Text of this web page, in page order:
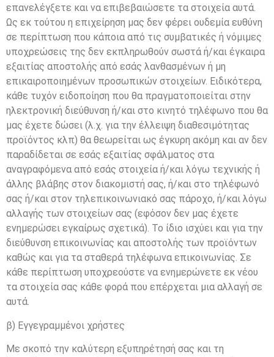
επανελέγξετε και να επιβεβαιώσετε τα στοιχεία αυτά.
Ως εκ τούτου η επιχείρηση μας δεν φέρει ουδεμία ευθύνη
σε περίπτωση που κάποια από τις συμβατικές ή νόμιμες
υποχρεώσεις της δεν εκπληρωθούν σωστά ή/και έγκαιρα
εξαιτίας αποστολής από εσάς λανθασμένων ή μη
επικαιροποιημένων προσωπικών στοιχείων. Ειδικότερα,
κάθε τυχόν ειδοποίηση που θα πραγματοποιείται στην
ηλεκτρονική διεύθυνση ή/και στο κινητό τηλέφωνο που θα
μας έχετε δώσει (λ.χ. για την έλλειψη διαθεσιμότητας
προϊόντος κλπ) θα θεωρείται ως έγκυρη ακόμη και αν δεν
παραδίδεται σε εσάς εξαιτίας σφάλματος στα
αναγραφόμενα από εσάς στοιχεία ή/και λόγω τεχνικής ή
άλλης βλάβης στον διακομιστή σας, ή/και στο τηλέφωνό
σας ή/και στον τηλεπικοινωνιακό σας πάροχο, ή/και λόγω
αλλαγής των στοιχείων σας (εφόσον δεν μας έχετε
ενημερώσει εγκαίρως σχετικά). Το ίδιο ισχύει και για την
διεύθυνση επικοινωνίας και αποστολής των προϊόντων
καθώς και για τα σταθερά τηλέφωνα επικοινωνίας. Σε
κάθε περίπτωση υποχρεούστε να ενημερώνετε εκ νέου
τα στοιχεία σας κάθε φορά που επέρχεται μια αλλαγή σε
αυτά.
β) Εγγεγραμμένοι χρήστες
Με σκοπό την καλύτερη εξυπηρέτησή σας και τη